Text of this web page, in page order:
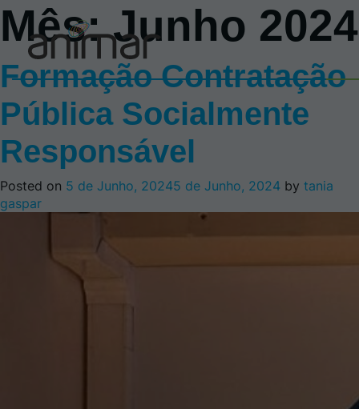
Mês:Junho 2024
Formação Contratação
Pública Socialmente
Responsável
Posted on 5 de Junho, 20245 de Junho, 2024 by tania
gaspar